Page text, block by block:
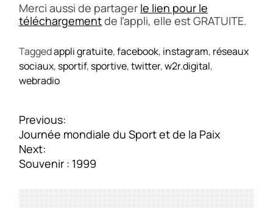
Merci aussi de partager le lien pour le
téléchargementde l’appli, elle est GRATUITE.
Taggedappli gratuite,facebook, instagram, réseaux
sociaux, sportif, sportive,twitter,w2r.digital,
webradio
N
a
v
i
a
Previous:
Journée mondiale du Sport et de la Paix
Next:
Souvenir : 1999